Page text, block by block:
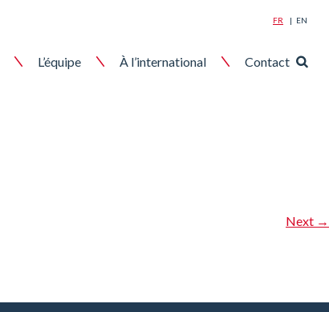
FR EN
L’équipe À l’international Contact
pour
Next →